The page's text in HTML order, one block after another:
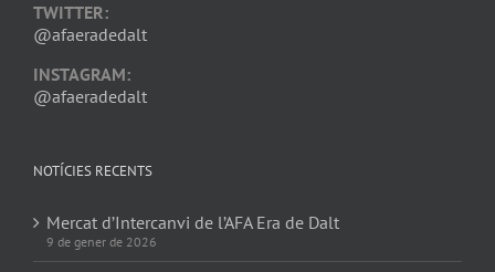
TWITTER:
@afaeradedalt
INSTAGRAM:
@afaeradedalt
NOTÍCIES RECENTS
Mercat d’Intercanvi de l’AFA Era de Dalt
9 de gener de 2026